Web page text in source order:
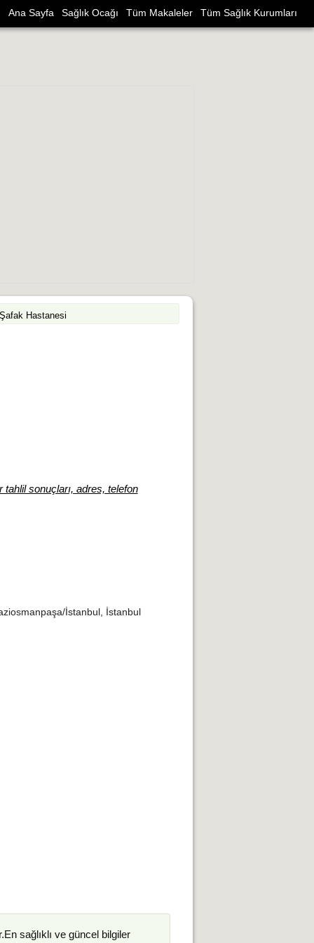
Ana Sayfa Sağlık Ocağı Tüm Makaleler Tüm Sağlık Kurumları
Hastanesi
sonuçları, adres, telefon
İstanbul, İstanbul
sağlıklı ve güncel bilgiler